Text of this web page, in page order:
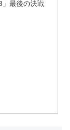
」最後の決戦